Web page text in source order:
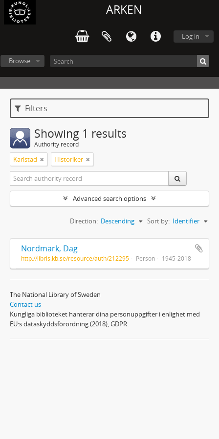
ARKEN
Log in
Browse
Filters
Showing 1 results
Authority record
Karlstad Historiker
Advanced search options
Sort by: Identifier
Direction: Descending
Nordmark, Dag
http://libris.kb.se/resource/auth/212295 Person 1945-2018
The National Library of Sweden
Contact us
Kungliga biblioteket hanterar dina personuppgifter i enlighet med
EU:s dataskyddsförordning (2018), GDPR.